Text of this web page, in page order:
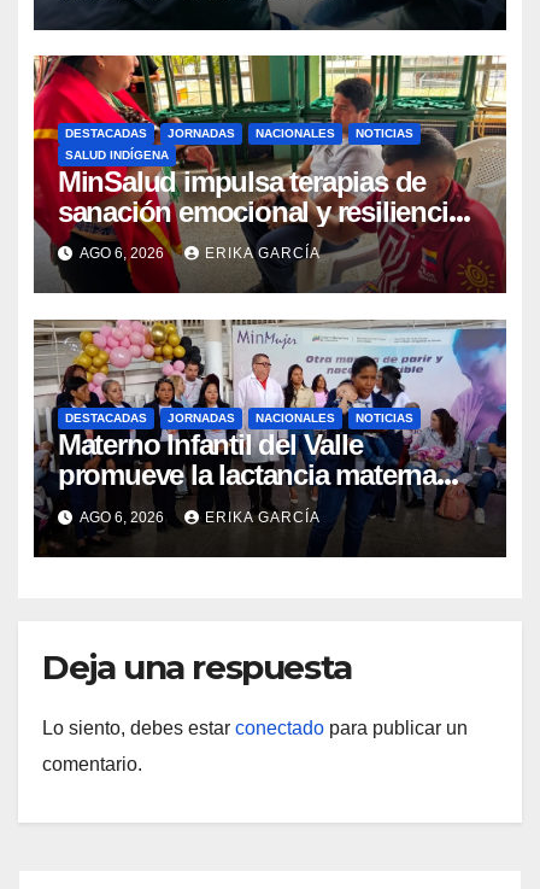
DESTACADAS JORNADAS NACIONALES
NOTICIAS
SALUD INDÍGENA
MinSalud impulsa terapias de
sanación emocional y resiliencia
post-sismo junto a comunidades
indígenas en Caracas
AGO 6, 2026 ERIKA GARCÍA
DESTACADAS JORNADAS NACIONALES NOTICIAS
Materno Infantil del Valle
promueve la lactancia materna
como un inicio sostenible para la
vida
AGO 6, 2026 ERIKA GARCÍA
Deja una respuesta
Lo siento, debes estar conectado para publicar un
comentario.